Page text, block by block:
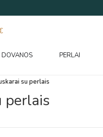
DOVANOS PERLAI
su perlais
perlais